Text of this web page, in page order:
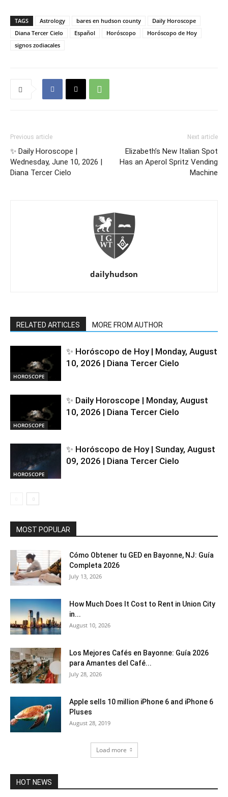
TAGS Astrology bares en hudson county
Daily Horoscope
Diana Tercer Cielo
Español Horóscopo
Horóscopo de Hoy
signos zodiacales
Previous article
✨ Daily Horoscope |
Wednesday, June 10, 2026 |
Diana Tercer Cielo
Next article
Elizabeth’s New Italian Spot
Has an Aperol Spritz Vending
Machine
dailyhudson
RELATED ARTICLES MORE FROM AUTHOR
HOROSCOPE
✨ Horóscopo de Hoy | Monday, August
10, 2026 | Diana Tercer Cielo
HOROSCOPE
✨ Daily Horoscope | Monday, August
10, 2026 | Diana Tercer Cielo
HOROSCOPE
✨ Horóscopo de Hoy | Sunday, August
09, 2026 | Diana Tercer Cielo
MOST POPULAR
Cómo Obtener tu GED en Bayonne, NJ: Guía
Completa 2026
July 13, 2026
How Much Does It Cost to Rent in Union City
in...
August 10, 2026
Los Mejores Cafés en Bayonne: Guía 2026
para Amantes del Café...
July 28, 2026
Apple sells 10 million iPhone 6 and iPhone 6
Pluses
August 28, 2019
Load more
HOT NEWS